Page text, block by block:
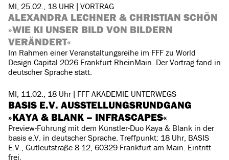
MI, 25.02., 18 UHR | VORTRAG
ALEXANDRA LECHNER & CHRISTIAN SCHÖN
»WIE KI UNSER BILD VON BILDERN
VERÄNDERT«
Im Rahmen einer Veranstaltungsreihe im FFF zu World
Design Capital 2026 Frankfurt RheinMain. Der Vortrag fand in
deutscher Sprache statt.
MI, 11.02., 18 Uhr | FFF AKADEMIE UNTERWEGS
BASIS E.V. AUSSTELLUNGSRUNDGANG
»KAYA & BLANK – INFRASCAPES«
Preview-Führung mit dem Künstler-Duo Kaya & Blank in der
basis e.V. in deutscher Sprache. Treffpunkt: 18 Uhr, BASIS
E.V., Gutleutstraße 8-12, 60329 Frankfurt am Main. Eintritt
frei.